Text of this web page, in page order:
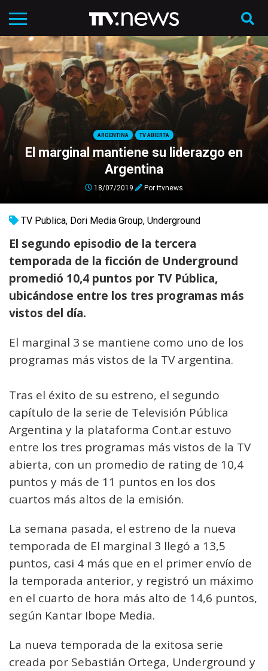
ARGENTINA TV ABIERTA
El marginal mantiene su liderazgo en
Argentina
18/07/2019 Porttvnews
TV Publica, Dori Media Group, Underground
El segundo episodio de la tercera
temporada de la ficción de Underground
promedió 10,4 puntos por TV Pública,
ubicándose entre los tres programas más
vistos del día.
El marginal 3 se mantiene como uno de los
programas más vistos de la TV argentina.
Tras el éxito de su estreno, el segundo
capítulo de la serie de Televisión Pública
Argentina y la plataforma Cont.ar estuvo
entre los tres programas más vistos de la TV
abierta, con un promedio de rating de 10,4
puntos y más de 11 puntos en los dos
cuartos más altos de la emisión.
La semana pasada, el estreno de la nueva
temporada de El marginal 3 llegó a 13,5
puntos, casi 4 más que en el primer envío de
la temporada anterior, y registró un máximo
en el cuarto de hora más alto de 14,6 puntos,
según Kantar Ibope Media.
La nueva temporada de la exitosa serie
creada por Sebastián Ortega, Underground y